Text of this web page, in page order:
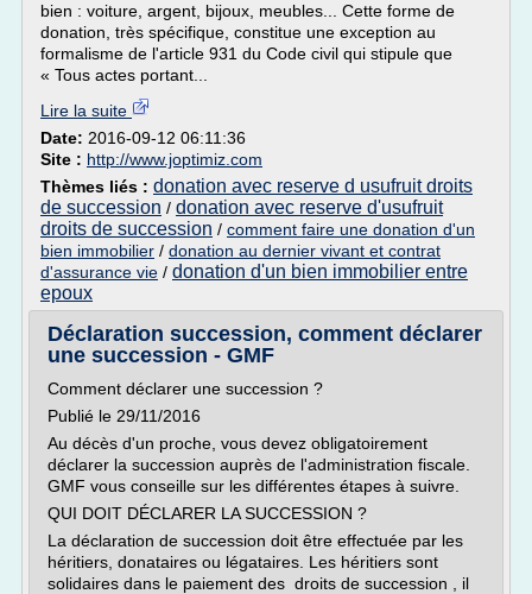
bien : voiture, argent, bijoux, meubles... Cette forme de
donation, très spécifique, constitue une exception au
formalisme de l'article 931 du Code civil qui stipule que
« Tous actes portant...
Lire la suite
Date: 2016-09-12 06:11:36
Site : http://www.joptimiz.com
Thèmes liés : donation avec reserve d usufruit droits
de succession / donation avec reserve d'usufruit
droits de succession / comment faire une donation d'un
bien immobilier / donation au dernier vivant et contrat
d'assurance vie / donation d'un bien immobilier entre
epoux
Déclaration succession, comment déclarer
une succession - GMF
Comment déclarer une succession ?
Publié le 29/11/2016
Au décès d'un proche, vous devez obligatoirement
déclarer la succession auprès de l'administration fiscale.
GMF vous conseille sur les différentes étapes à suivre.
QUI DOIT DÉCLARER LA SUCCESSION ?
La déclaration de succession doit être effectuée par les
héritiers, donataires ou légataires. Les héritiers sont
solidaires dans le paiement des droits de succession , il